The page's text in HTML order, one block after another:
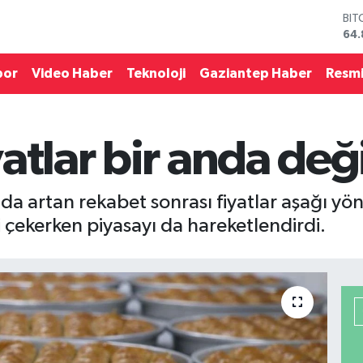
Video Haber Teknoloji Gaziantep Haber
bir anda
artan rekabet sonrası fiyatlar aşağı
çekerken piyasayı da hareketlendirdi.